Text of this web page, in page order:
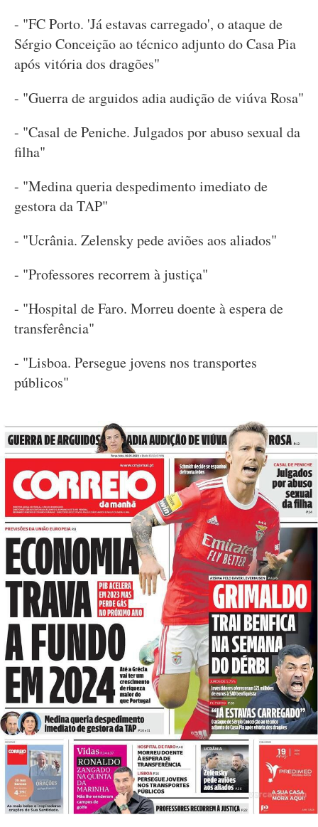
- "FC Porto. 'Já estavas carregado', o ataque de
Sérgio Conceição ao técnico adjunto do Casa Pia
após vitória dos dragões"
- "Guerra de arguidos adia audição de viúva Rosa"
- "Casal de Peniche. Julgados por abuso sexual da
filha"
- "Medina queria despedimento imediato de
gestora da TAP"
- "Ucrânia. Zelensky pede aviões aos aliados"
- "Professores recorrem à justiça"
- "Hospital de Faro. Morreu doente à espera de
transferência"
- "Lisboa. Persegue jovens nos transportes
públicos"